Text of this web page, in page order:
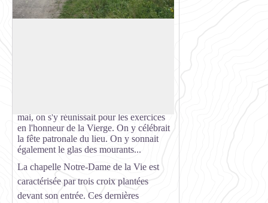
mai, on s'y réunissait pour les exercices
en l'honneur de la Vierge. On y célébrait
la fête patronale du lieu. On y sonnait
également le glas des mourants...
La chapelle Notre-Dame de la Vie est
caractérisée par trois croix plantées
devant son entrée. Ces dernières